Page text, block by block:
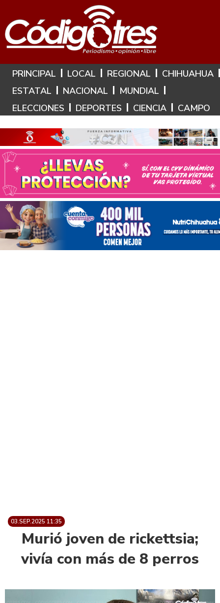
Hoy es: 6 de Agosto de 2026
PRINCIPAL LOCAL REGIONAL
CHIHUAHUA
ESTATAL
NACIONAL
MUNDIAL
ELECCIONES
DEPORTES CIENCIA CAMPO
03.SEP.2025 11:35
Murió joven de rickettsia;
vivía con más de 8 perros